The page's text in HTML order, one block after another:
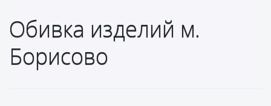
Обивка изделий м.
Борисово